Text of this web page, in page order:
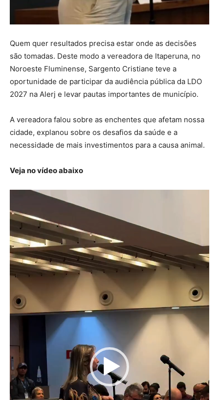
Quem quer resultados precisa estar onde as decisões
são tomadas. Deste modo a vereadora de Itaperuna, no
Noroeste Fluminense, Sargento Cristiane teve a
oportunidade de participar da audiência pública da LDO
2027 na Alerj e levar pautas importantes de município.
A vereadora falou sobre as enchentes que afetam nossa
cidade, explanou sobre os desafios da saúde e a
necessidade de mais investimentos para a causa animal.
Veja no vídeo abaixo
Tocador
de
vídeo